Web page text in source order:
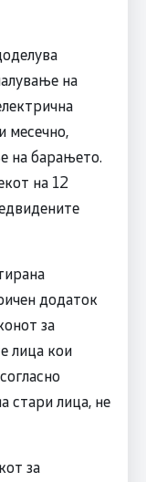
на
месечно,
на барањето.
на 12
додаток
за
лица кои
стари лица, не
за